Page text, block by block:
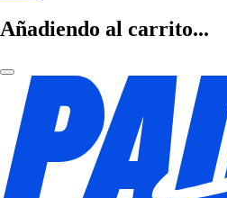
Añadiendo al carrito...